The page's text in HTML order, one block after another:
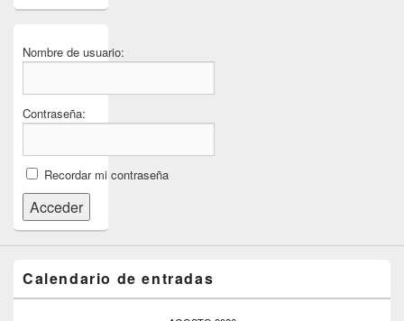
Nombre de usuario:
Contraseña:
Recordar mi contraseña
Acceder
Calendario de entradas